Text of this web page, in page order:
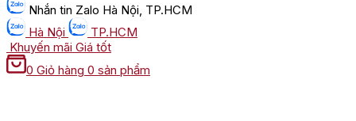
Nhắn tin Zalo Hà Nội, TP.HCM
Hà Nội
TP.HCM
Khuyến mãi Giá tốt
0 Giỏ hàng 0 sản phẩm